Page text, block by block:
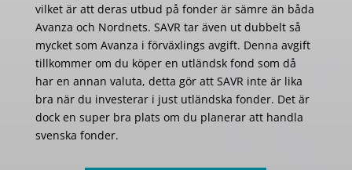
vilket är att deras utbud på fonder är sämre än båda
Avanza och Nordnets. SAVR tar även ut dubbelt så
mycket som Avanza i förväxlings avgift. Denna avgift
tillkommer om du köper en utländsk fond som då
har en annan valuta, detta gör att SAVR inte är lika
bra när du investerar i just utländska fonder. Det är
dock en super bra plats om du planerar att handla
svenska fonder.